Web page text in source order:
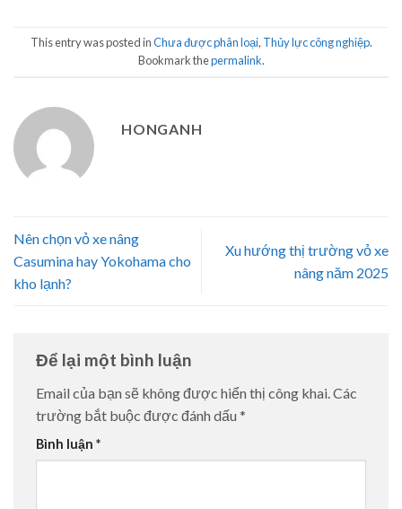
This entry was posted inChưa được phân loại, Thủy lực công nghiệp.
Bookmark thepermalink.
HONGANH
Nên chọn vỏ xe nâng
Casumina hay Yokohama cho
kho lạnh?
Xu hướng thị trường vỏ xe
nâng năm 2025
Để lại một bình luận
Email của bạn sẽ không được hiển thị công khai.Các
trường bắt buộc được đánh dấu *
Bình luận *